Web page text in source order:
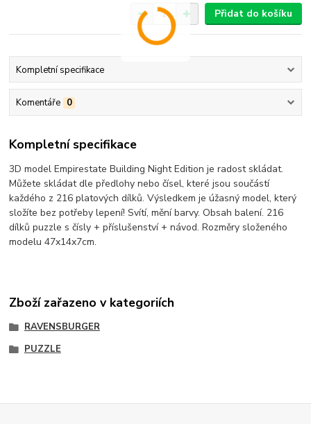
Přidat do košíku
Kompletní specifikace
Komentáře 0
Kompletní specifikace
3D model Empirestate Building Night Edition je radost skládat.
Můžete skládat dle předlohy nebo čísel, které jsou součástí
každého z 216 platových dílků. Výsledkem je úžasný model, který
složíte bez potřeby lepení! Svítí, mění barvy. Obsah balení. 216
dílků puzzle s čísly + příslušenství + návod. Rozměry složeného
modelu 47x14x7cm.
Zboží zařazeno v kategoriích
RAVENSBURGER
PUZZLE